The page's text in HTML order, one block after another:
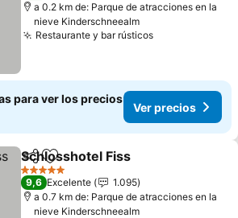
a 0.2 km de: Parque de atracciones en la
nieve Kinderschneealm
Restaurante y bar rústicos
para ver los precios
Ver precios
CompartirAñadir a favoritos
Schlosshotel Fiss
5 Estrellas
9,6 Excelente
1.095
a 0.7 km de: Parque de atracciones en la
nieve Kinderschneealm